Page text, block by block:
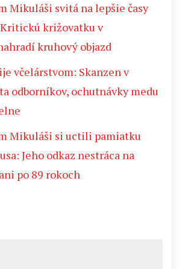
Mikuláši svitá na lepšie časy
Kritickú križovatku v
kruhový objazd
včelárstvom: Skanzen v
odborníkov, ochutnávky medu
Mikuláši si uctili pamiatku
Jeho odkaz nestráca na
po 89 rokoch